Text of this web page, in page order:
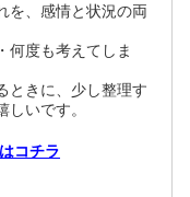
を、感情と状況の両
何度も考えてしま
ときに、少し整理す
いです。
コチラ